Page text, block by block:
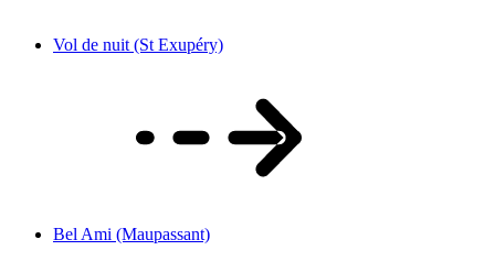
Vol de nuit (St Exupéry)
Bel Ami (Maupassant)